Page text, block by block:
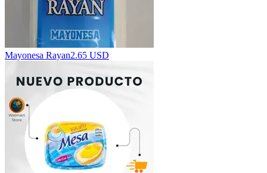
Mayonesa Rayan2.65 USD